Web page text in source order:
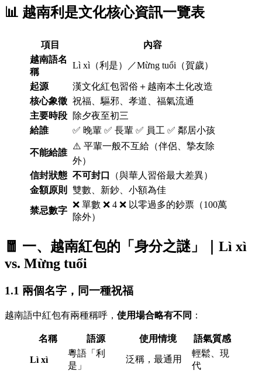
📊 越南利是文化核心資訊一覽表
項目
內容
越南語名
稱
Lì xì（利是）／Mừng tuổi（賀歲）
起源
漢文化紅包習俗＋越南本土化改造
核心象徵 祝福、驅邪、孝道、福氣流通
主要時段
除夕夜至初三
給誰
✅ 晚輩 ✅ 長輩 ✅ 員工 ✅ 鄰居小孩
不能給誰
⚠️ 平輩一般不互給（伴侶、摯友除
外）
信封狀態 不可封口
（與華人習俗最大差異）
金額原則
雙數、新鈔、小額為佳
禁忌數字
❌ 單數 ❌ 4 ❌ 以零過多的鈔票（100萬
除外）
🧧 一、越南紅包的「身分之謎」｜Lì xì
vs. Mừng tuổi
1.1 兩個名字，同一種祝福
越南語中紅包有兩種稱呼， 使用場合略有不同 ：
名稱 語源 使用情境 語氣質感
Lì xì
粵語「利
是」
泛稱，最通用
輕鬆、現
代